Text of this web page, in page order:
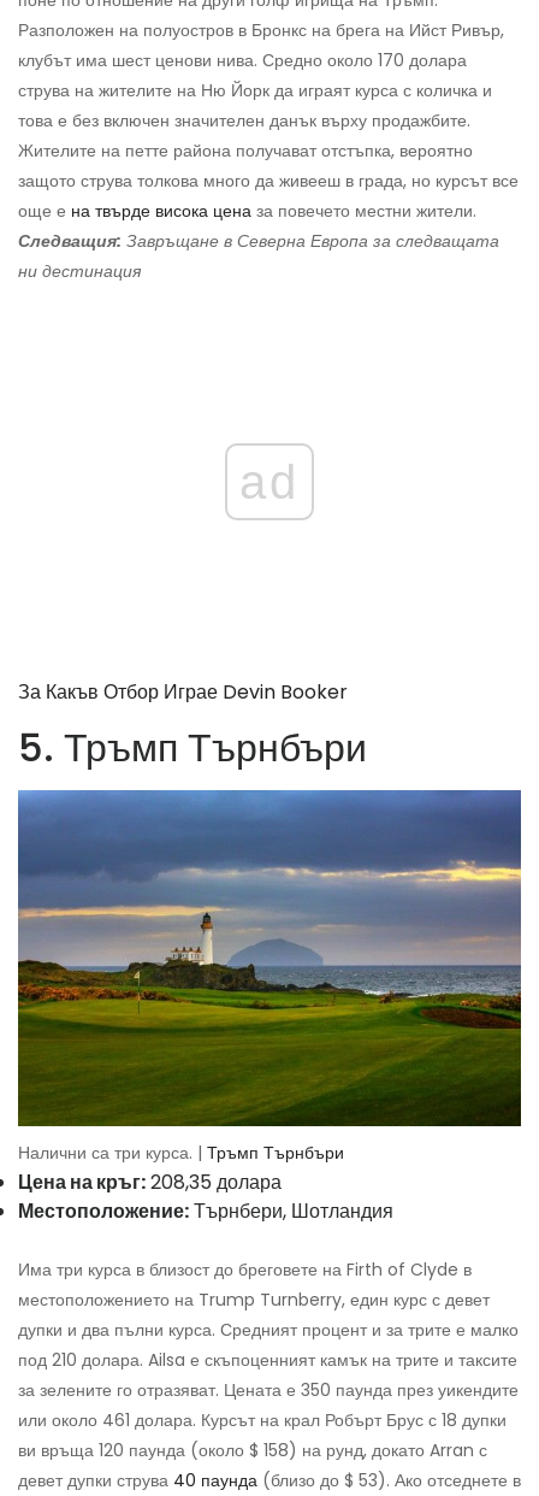
Разположен на полуостров в Бронкс на брега на Ийст Ривър,
клубът има шест ценови нива. Средно около 170 долара
струва на жителите на Ню Йорк да играят курса с количка и
това е без включен значителен данък върху продажбите.
Жителите на петте района получават отстъпка, вероятно
защото струва толкова много да живееш в града, но курсът все
още е на твърде висока цена за повечето местни жители.
Следващия: Завръщане в Северна Европа за следващата
ни дестинация
ad
За Какъв Отбор Играе Devin Booker
5. Тръмп Търнбъри
Налични са три курса. | Тръмп Търнбъри
Цена на кръг:208,35 долара
Местоположение:Търнбери, Шотландия
Има три курса в близост до бреговете на Firth of Clyde в
местоположението на Trump Turnberry, един курс с девет
дупки и два пълни курса. Средният процент и за трите е малко
под 210 долара. Ailsa е скъпоценният камък на трите и таксите
за зелените го отразяват. Цената е 350 паунда през уикендите
или около 461 долара. Курсът на крал Робърт Брус с 18 дупки
ви връща 120 паунда (около $ 158) на рунд, докато Arran с
девет дупки струва 40 паунда (близо до $ 53). Ако отседнете в